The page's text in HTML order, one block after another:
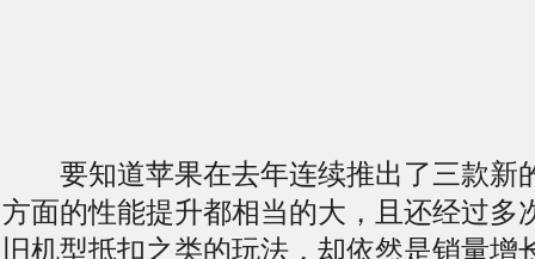
要知道苹果在去年连续推出了三款新
方面的性能提升都相当的大，且还经过多
旧机型抵扣之类的玩法，却依然是销量增